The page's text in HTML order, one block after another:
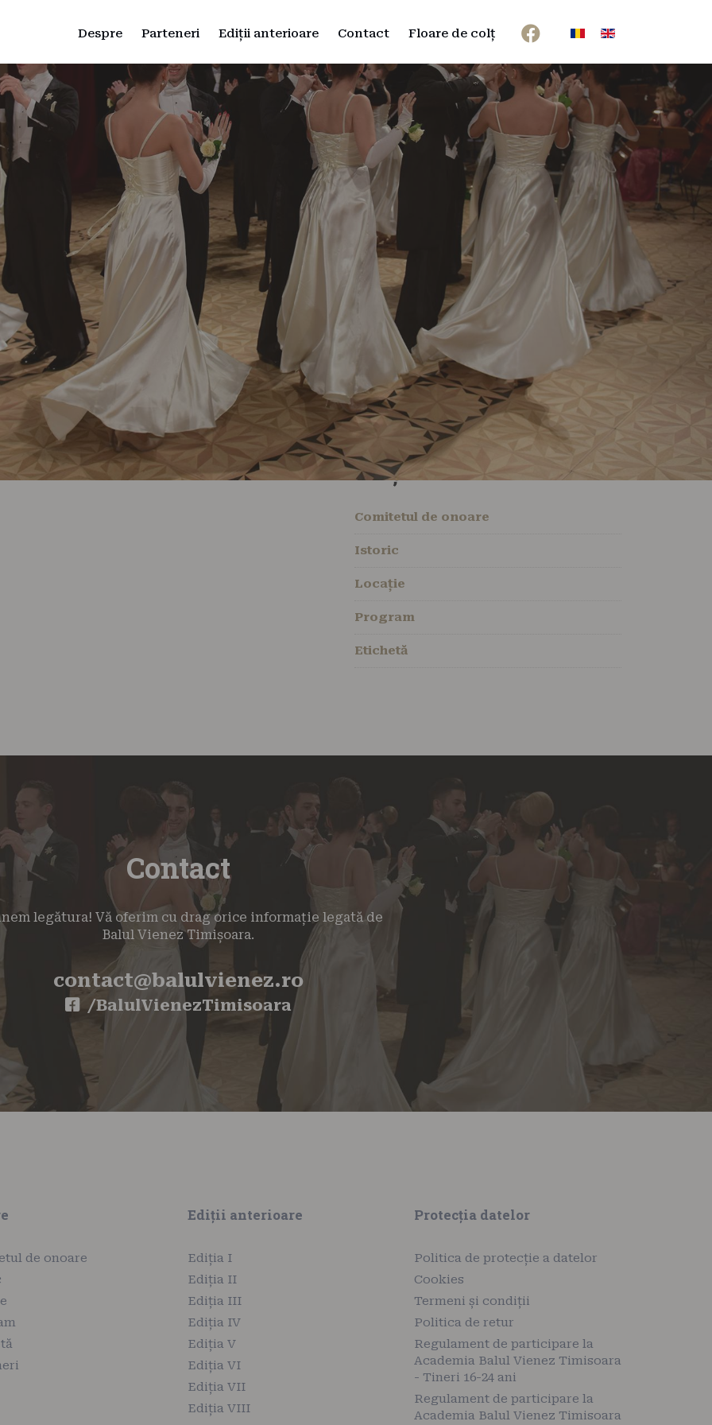
Selectați limba dvs
Despre Parteneri Ediții anterioare Contact Floare de colț
Ediții
Comitetul de onoare
Istoric
Locație
Program
Etichetă
Contact
legătura! Vă oferim cu drag orice informație legată de
Balul Vienez Timișoara.
contact@balulvienez.ro
/BalulVienezTimisoara
de onoare
Ediții anterioare
Ediția I
Ediția II
Ediția III
Ediția IV
Ediția V
Ediția VI
Ediția VII
Ediția VIII
Protecția datelor
Politica de protecție a datelor
Cookies
Termeni și condiții
Politica de retur
Regulament de participare la
Academia Balul Vienez Timisoara
- Tineri 16-24 ani
Regulament de participare la
Academia Balul Vienez Timisoara